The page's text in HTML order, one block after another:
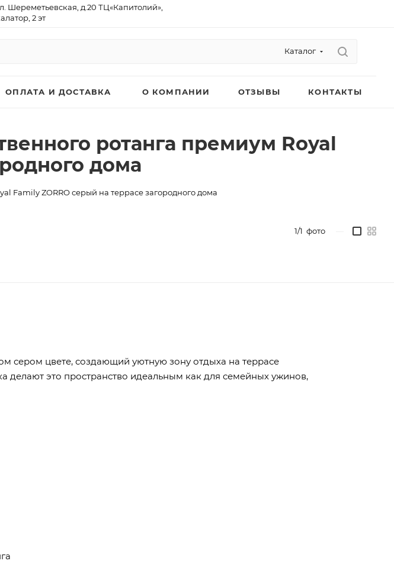
Шереметьевская, д.20 ТЦ«Капитолий»,
2 эт
Каталог
ОПЛАТА И ДОСТАВКА О КОМПАНИИ ОТЗЫВЫ КОНТАКТЫ
ротанга премиум Royal
дома
Family ZORRO серый на террасе загородного дома
1/1 фото
сером цвете, создающий уютную зону отдыха на террасе
это пространство идеальным как для семейных ужинов,